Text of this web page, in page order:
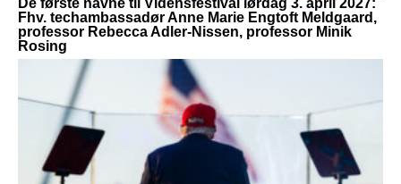
De første navne til Vidensfestival lørdag 3. april 2027:
Fhv. techambassadør Anne Marie Engtoft Meldgaard,
professor Rebecca Adler-Nissen, professor Minik
Rosing